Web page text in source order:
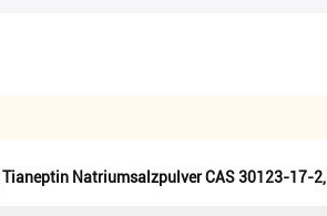
Tianeptin Natriumsalzpulver CAS 30123-17-2,